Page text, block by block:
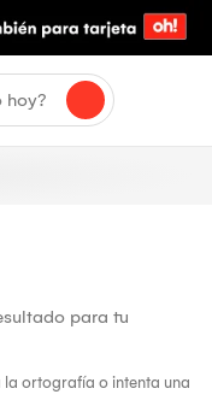
para tu
la ortografía o intenta una